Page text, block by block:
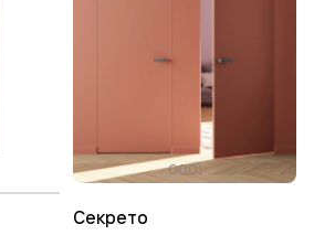
0001
Секрето